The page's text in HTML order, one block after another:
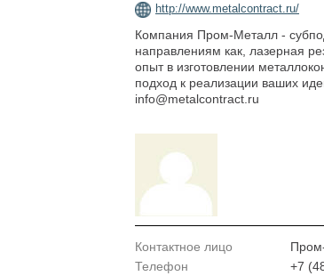
http://www.metalcontract.ru/
Компания Пром-Металл -
направлениям как, лазерная
опыт в изготовлении
подход к реализации ваших
info@metalcontract.ru
Контактное лицо
Телефон
+7